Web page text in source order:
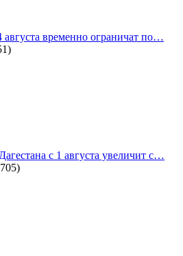
временно ограничат по…
с 1 августа увеличит с…